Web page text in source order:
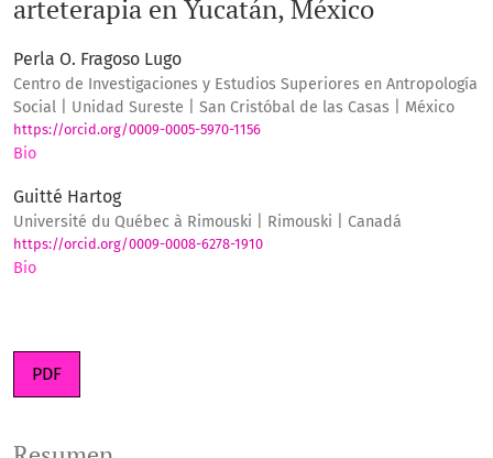
arteterapia en Yucatán, México
Perla O. Fragoso Lugo
Centro de Investigaciones y Estudios Superiores en Antropología
Social | Unidad Sureste | San Cristóbal de las Casas | México
https://orcid.org/0009-0005-5970-1156
Bio
Guitté Hartog
Université du Québec à Rimouski | Rimouski | Canadá
https://orcid.org/0009-0008-6278-1910
Bio
PDF